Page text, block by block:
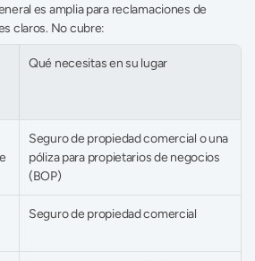
es amplia para reclamaciones de
claros. No cubre:
Qué necesitas en su lugar
Seguro de propiedad comercial o una
póliza para propietarios de negocios
(BOP)
Seguro de propiedad comercial